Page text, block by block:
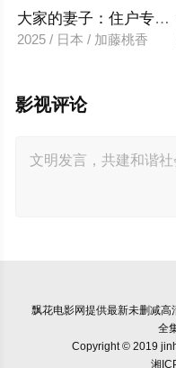
大家的妻子：住户专用
2025 / 日本 / 加藤桃香
影视评论
飘花电影网提供最新未删减高
全
Copyright © 2019
湘